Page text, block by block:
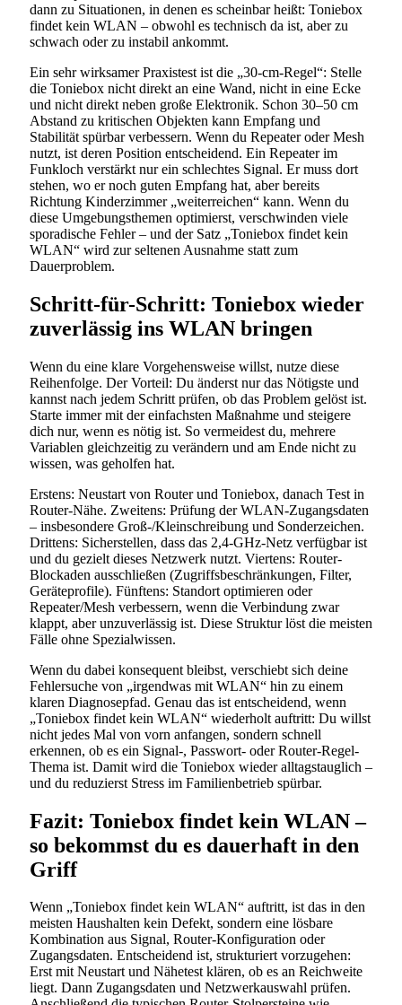
dann zu Situationen, in denen es scheinbar heißt: Toniebox
findet kein WLAN – obwohl es technisch da ist, aber zu
schwach oder zu instabil ankommt.
Ein sehr wirksamer Praxistest ist die „30-cm-Regel“: Stelle
die Toniebox nicht direkt an eine Wand, nicht in eine Ecke
und nicht direkt neben große Elektronik. Schon 30–50 cm
Abstand zu kritischen Objekten kann Empfang und
Stabilität spürbar verbessern. Wenn du Repeater oder Mesh
nutzt, ist deren Position entscheidend. Ein Repeater im
Funkloch verstärkt nur ein schlechtes Signal. Er muss dort
stehen, wo er noch guten Empfang hat, aber bereits
Richtung Kinderzimmer „weiterreichen“ kann. Wenn du
diese Umgebungsthemen optimierst, verschwinden viele
sporadische Fehler – und der Satz „Toniebox findet kein
WLAN“ wird zur seltenen Ausnahme statt zum
Dauerproblem.
Schritt-für-Schritt: Toniebox wieder
zuverlässig ins WLAN bringen
Wenn du eine klare Vorgehensweise willst, nutze diese
Reihenfolge. Der Vorteil: Du änderst nur das Nötigste und
kannst nach jedem Schritt prüfen, ob das Problem gelöst ist.
Starte immer mit der einfachsten Maßnahme und steigere
dich nur, wenn es nötig ist. So vermeidest du, mehrere
Variablen gleichzeitig zu verändern und am Ende nicht zu
wissen, was geholfen hat.
Erstens: Neustart von Router und Toniebox, danach Test in
Router-Nähe. Zweitens: Prüfung der WLAN-Zugangsdaten
– insbesondere Groß-/Kleinschreibung und Sonderzeichen.
Drittens: Sicherstellen, dass das 2,4-GHz-Netz verfügbar ist
und du gezielt dieses Netzwerk nutzt. Viertens: Router-
Blockaden ausschließen (Zugriffsbeschränkungen, Filter,
Geräteprofile). Fünftens: Standort optimieren oder
Repeater/Mesh verbessern, wenn die Verbindung zwar
klappt, aber unzuverlässig ist. Diese Struktur löst die meisten
Fälle ohne Spezialwissen.
Wenn du dabei konsequent bleibst, verschiebt sich deine
Fehlersuche von „irgendwas mit WLAN“ hin zu einem
klaren Diagnosepfad. Genau das ist entscheidend, wenn
„Toniebox findet kein WLAN“ wiederholt auftritt: Du willst
nicht jedes Mal von vorn anfangen, sondern schnell
erkennen, ob es ein Signal-, Passwort- oder Router-Regel-
Thema ist. Damit wird die Toniebox wieder alltagstauglich –
und du reduzierst Stress im Familienbetrieb spürbar.
Fazit: Toniebox findet kein WLAN –
so bekommst du es dauerhaft in den
Griff
Wenn „Toniebox findet kein WLAN“ auftritt, ist das in den
meisten Haushalten kein Defekt, sondern eine lösbare
Kombination aus Signal, Router-Konfiguration oder
Zugangsdaten. Entscheidend ist, strukturiert vorzugehen:
Erst mit Neustart und Nähetest klären, ob es an Reichweite
liegt. Dann Zugangsdaten und Netzwerkauswahl prüfen.